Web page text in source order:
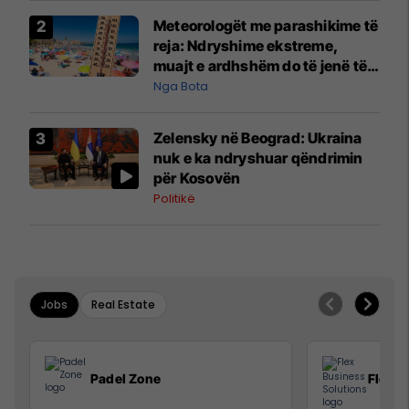
Meteorologët me parashikime të
reja: Ndryshime ekstreme,
muajt e ardhshëm do të jenë të
pazakontë
Nga Bota
Zelensky në Beograd: Ukraina
nuk e ka ndryshuar qëndrimin
për Kosovën
Politikë
Jobs Real Estate
Padel Zone Flex